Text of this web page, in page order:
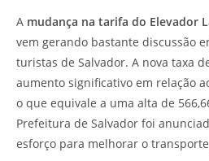
A mudança na tarifa do Elevador
vem gerando bastante discussão
turistas de Salvador. A nova taxa
aumento significativo em relação
o que equivale a uma alta de
Prefeitura de Salvador foi
esforço para melhorar o